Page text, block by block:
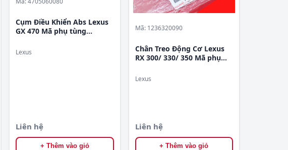
Cụm Điều Khiển Abs Lexus
GX 470 Mã phụ tùng
Lexus
Liên hệ
+ Thêm vào giỏ
Mã: 1236320090
Chân Treo Động Cơ Lexus
RX 300/ 330/ 350 Mã phụ
Lexus
Liên hệ
+ Thêm vào giỏ